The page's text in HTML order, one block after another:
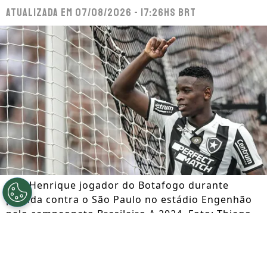
Atualizada em 07/08/2026 - 17:26hs BRT
Luiz Henrique jogador do Botafogo durante
partida contra o São Paulo no estádio Engenhão
pelo campeonato Brasileiro A 2024. Foto: Thiago